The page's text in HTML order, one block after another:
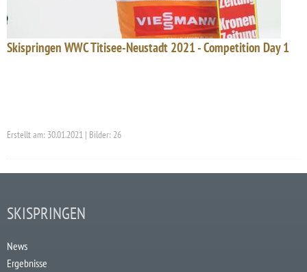
Skispringen WWC Titisee-Neustadt 2021 - Competition Day 1
Erstellt am: 30.01.2021 | Bilder: 26
SKISPRINGEN
News
Ergebnisse